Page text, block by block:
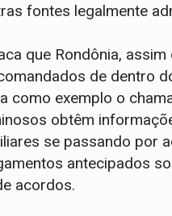
fontes legalmente
que Rondônia,
de dentro
exemplo o
obtêm
se passando por
antecipados
acordos.